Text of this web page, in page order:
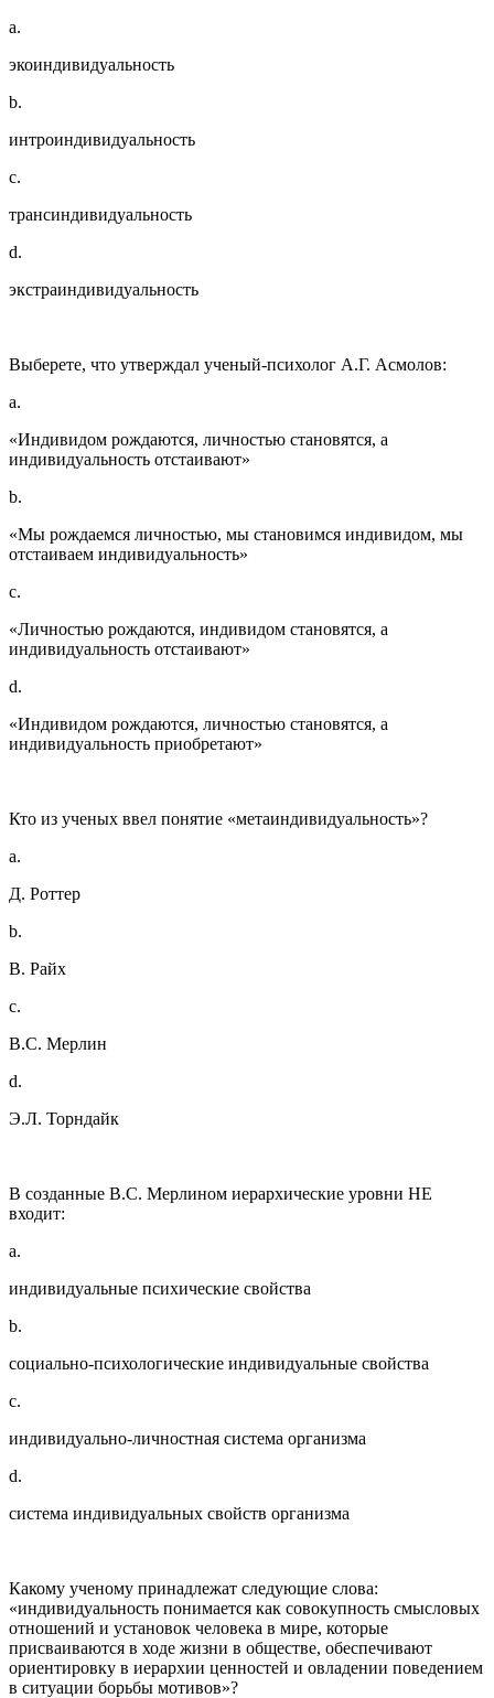
a.
экоиндивидуальность
b.
интроиндивидуальность
c.
трансиндивидуальность
d.
экстраиндивидуальность
Выберете, что утверждал ученый-психолог А.Г. Асмолов:
a.
«Индивидом рождаются, личностью становятся, а
индивидуальность отстаивают»
b.
«Мы рождаемся личностью, мы становимся индивидом, мы
отстаиваем индивидуальность»
c.
«Личностью рождаются, индивидом становятся, а
индивидуальность отстаивают»
d.
«Индивидом рождаются, личностью становятся, а
индивидуальность приобретают»
Кто из ученых ввел понятие «метаиндивидуальность»?
a.
Д. Роттер
b.
В. Райх
c.
В.С. Мерлин
d.
Э.Л. Торндайк
В созданные В.С. Мерлином иерархические уровни НЕ
входит:
a.
индивидуальные психические свойства
b.
социально-психологические индивидуальные свойства
c.
индивидуально-личностная система организма
d.
система индивидуальных свойств организма
Какому ученому принадлежат следующие слова:
«индивидуальность понимается как совокупность смысловых
отношений и установок человека в мире, которые
присваиваются в ходе жизни в обществе, обеспечивают
ориентировку в иерархии ценностей и овладении поведением
в ситуации борьбы мотивов»?